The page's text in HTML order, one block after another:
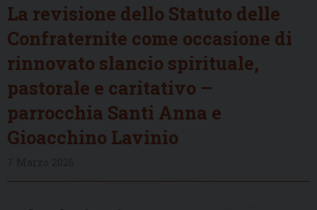
La revisione dello Statuto delle
Confraternite come occasione di
rinnovato slancio spirituale,
pastorale e caritativo –
parrocchia Santi Anna e
Gioacchino Lavinio